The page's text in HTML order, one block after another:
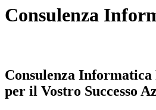
Consulenza
Consulenza Informatica
per il Vostro Successo